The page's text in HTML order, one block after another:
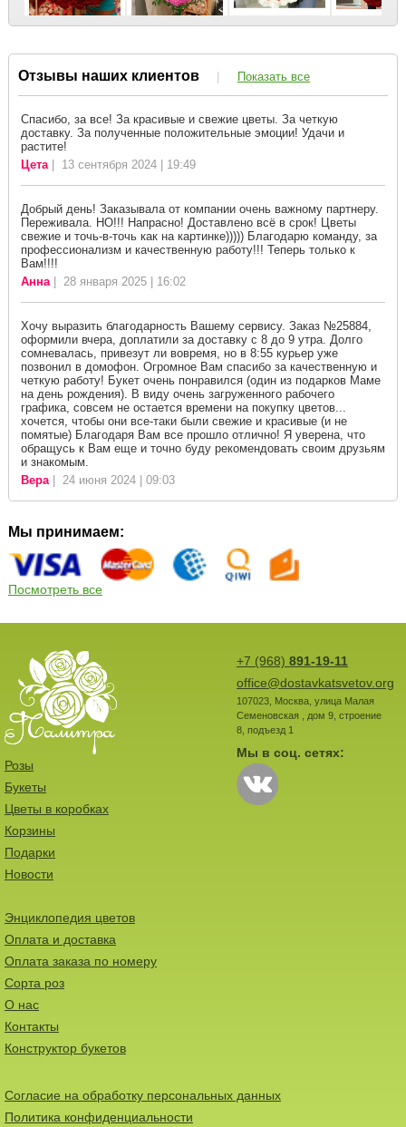
Отзывы наших клиентов | Показать все
Спасибо, за все! За красивые и свежие цветы. За четкую
доставку. За полученные положительные эмоции! Удачи и
растите!
Цета| 13 сентября 2024 | 19:49
Добрый день! Заказывала от компании очень важному партнеру.
Переживала. НО!!! Напрасно! Доставлено всё в срок! Цветы
свежие и точь-в-точь как на картинке))))) Благодарю команду, за
профессионализм и качественную работу!!! Теперь только к
Вам!!!!
Анна| 28 января 2025 | 16:02
Хочу выразить благодарность Вашему сервису. Заказ №25884,
оформили вчера, доплатили за доставку с 8 до 9 утра. Долго
сомневалась, привезут ли вовремя, но в 8:55 курьер уже
позвонил в домофон. Огромное Вам спасибо за качественную и
четкую работу! Букет очень понравился (один из подарков Маме
на день рождения). В виду очень загруженного рабочего
графика, совсем не остается времени на покупку цветов...
хочется, чтобы они все-таки были свежие и красивые (и не
помятые) Благодаря Вам все прошло отлично! Я уверена, что
обращусь к Вам еще и точно буду рекомендовать своим друзьям
и знакомым.
Вера| 24 июня 2024 | 09:03
Мы принимаем:
Посмотреть все
+7 (968) 891-19-11
office@dostavkatsvetov.org
107023, Москва, улица Малая
Семеновская , дом 9, строение
8, подъезд 1
Мы в соц. сетях:
Розы
Букеты
Цветы в коробках
Корзины
Подарки
Новости
Энциклопедия цветов
Оплата и доставка
Оплата заказа по номеру
Сорта роз
О нас
Контакты
Конструктор букетов
Согласие на обработку персональных данных
Политика конфиденциальности